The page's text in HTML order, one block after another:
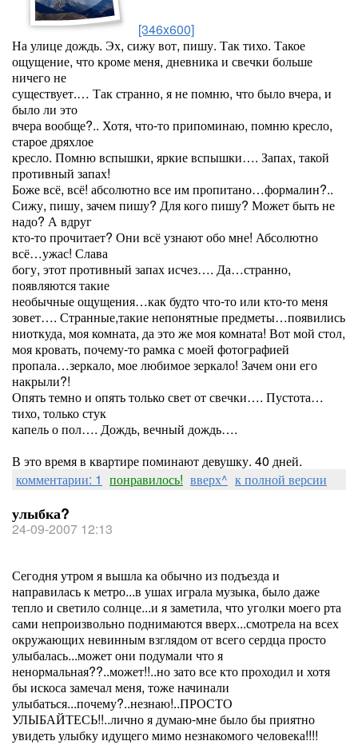
[346x600]
На улице дождь. Эх, сижу вот, пишу. Так тихо. Такое
ощущение, что кроме меня, дневника и свечки больше
ничего не
существует.… Так странно, я не помню, что было вчера, и
было ли это
вчера вообще?.. Хотя, что-то припоминаю, помню кресло,
старое дряхлое
кресло. Помню вспышки, яркие вспышки…. Запах, такой
противный запах!
Боже всё, всё! абсолютно все им пропитано…формалин?..
Сижу, пишу, зачем пишу? Для кого пишу? Может быть не
надо? А вдруг
кто-то прочитает? Они всё узнают обо мне! Абсолютно
всё…ужас! Слава
богу, этот противный запах исчез…. Да…странно,
появляются такие
необычные ощущения…как будто что-то или кто-то меня
зовет…. Странные,такие непонятные предметы…появились
ниоткуда, моя комната, да это же моя комната! Вот мой стол,
моя кровать, почему-то рамка с моей фотографией
пропала…зеркало, мое любимое зеркало! Зачем они его
накрыли?!
Опять темно и опять только свет от свечки…. Пустота…
тихо, только стук
капель о пол…. Дождь, вечный дождь….
В это время в квартире поминают девушку. 40 дней.
комментарии: 1 понравилось! вверх^ к полной версии
улыбка?
24-09-2007 12:13
Сегодня утром я вышла ка обычно из подъезда и
направилась к метро...в ушах играла музыка, было даже
тепло и светило солнце...и я заметила, что уголки моего рта
сами непроизвольно поднимаются вверх...смотрела на всех
окружающих невинным взглядом от всего сердца просто
улыбалась...может они подумали что я
ненормальная??..может!!..но зато все кто проходил и хотя
бы искоса замечал меня, тоже начинали
улыбаться...почему?..незнаю!..ПРОСТО
УЛЫБАЙТЕСЬ!!..лично я думаю-мне было бы приятно
увидеть улыбку идущего мимо незнакомого человека!!!!